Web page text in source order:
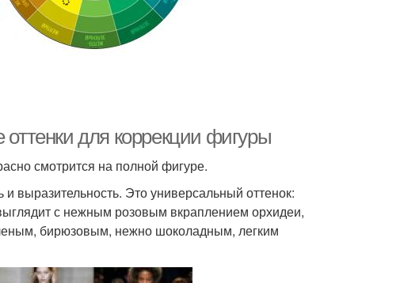
для коррекции фигуры
смотрится на полной фигуре.
выразительность. Это универсальный оттенок:
с нежным розовым вкраплением орхидеи,
бирюзовым, нежно шоколадным, легким